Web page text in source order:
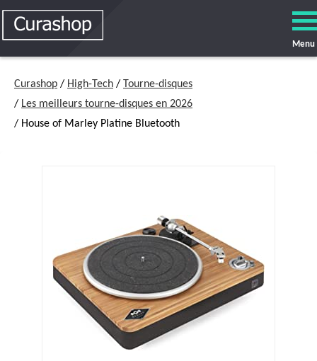
Menu
Curashop / High-Tech /
Tourne-disques
/ Les meilleurs tourne-disques en 2026
/ House of Marley Platine Bluetooth